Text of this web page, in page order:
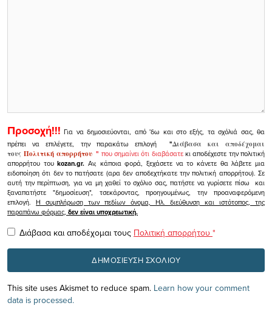
Προσοχή!!! Για να δημοσιεύονται, από 'δω και στο εξής, τα σχόλιά σας, θα
πρέπει να επιλέγετε, την παρακάτω επιλογή
"Διάβασα και αποδέχομαι
τουςΠολιτική απορρήτου" που σημαίνει ότι διαβάσατεκι αποδέχεστε την πολιτική
απορρήτου τουkozan.gr. Αν, κάποια φορά, ξεχάσετε να το κάνετε θα λάβετε μια
ειδοποίηση ότι δεν το πατήσατε (αρα δεν αποδεχτήκατε την πολιτική απορρήτου). Σε
αυτή την περίπτωση, για να μη χαθεί το σχόλιο σας, πατήστε να γυρίσετε πίσω και
ξαναπατήστε "δημοσίευση", τσεκάροντας, προηγουμένως, την προαναφερόμενη
επιλογή.Η συμπλήρωση των πεδίων όνομα, Ηλ. διεύθυνση και ιστότοπος, της
παραπάνω φόρμας, δεν είναι υποχρεωτική.
Διάβασα και αποδέχομαι τους Πολιτική απορρήτου *
This site uses Akismet to reduce spam. Learn how your comment
data is processed.